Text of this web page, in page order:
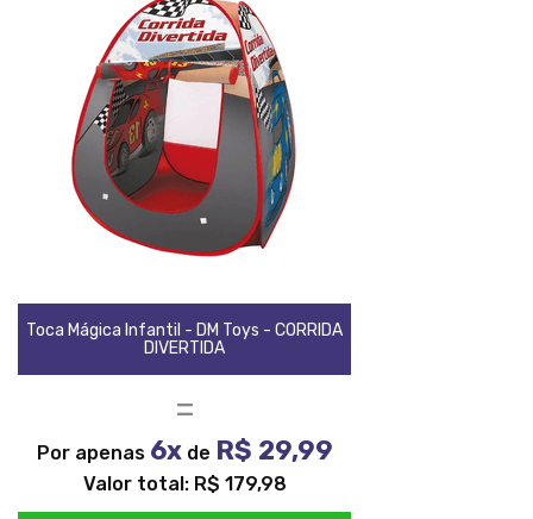
Toca Mágica Infantil - DM Toys - CORRIDA
DIVERTIDA
=
Por apenas 6xde R$ 29,99
Valor total: R$ 179,98